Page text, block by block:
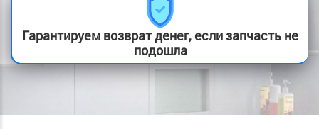
Гарантируем возврат денег, если запчасть не
подошла